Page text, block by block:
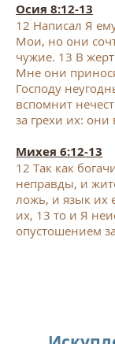
Осия 8:12-13
12 Написал Я
Мои, но они
чужие. 13 В
Мне они
Господу
вспомнит
за грехи их: они
Михея 6:12-13
12 Так как
неправды, и
ложь, и язык их
их, 13 то и Я
опустошением